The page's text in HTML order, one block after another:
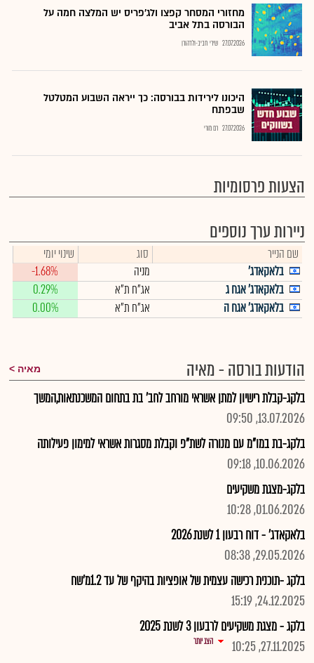
מחזורי המסחר קפצו ולג'פריס יש המלצה חמה על
הבורסה בתל אביב
27.07.2026 שירי חביב-ולדהורן
היכונו לירידות בבורסה: כך ייראה השבוע המטלטל
שבפתח
27.07.2026 רם מורי
הצעות פרסומיות
ניירות ערך נוספים
שם הנייר סוג
שינוי יומי
בלאקאדג'
מניה
-1.68%
בלאקאדג' אגח ג
אג"ח ת"א
0.29%
בלאקאדג' אגח ה
אג"ח ת"א 0.00%
הודעות בורסה - מאיה מאיה
בלקג-קבלת רישיון למתן אשראי מורחב לחב' בת בתחום המשכנתאות,המשך
13.07.2026, 09:50
בלקג-בת במו"מ עם מנורה לשת"פ וקבלת מסגרות אשראי למימון פעילותה
10.06.2026, 09:18
בלקג-מצגת משקיעים
01.06.2026, 10:28
בלאקאדג' - דוח רבעון 1 לשנת 2026
29.05.2026, 08:38
בלקג -תוכנית רכישה עצמית של אופציות בהיקף של עד 1.2מ'שח
24.12.2025, 15:19
בלקג - מצגת משקיעים לרבעון 3 לשנת 2025
27.11.2025, 10:25
הצג יותר